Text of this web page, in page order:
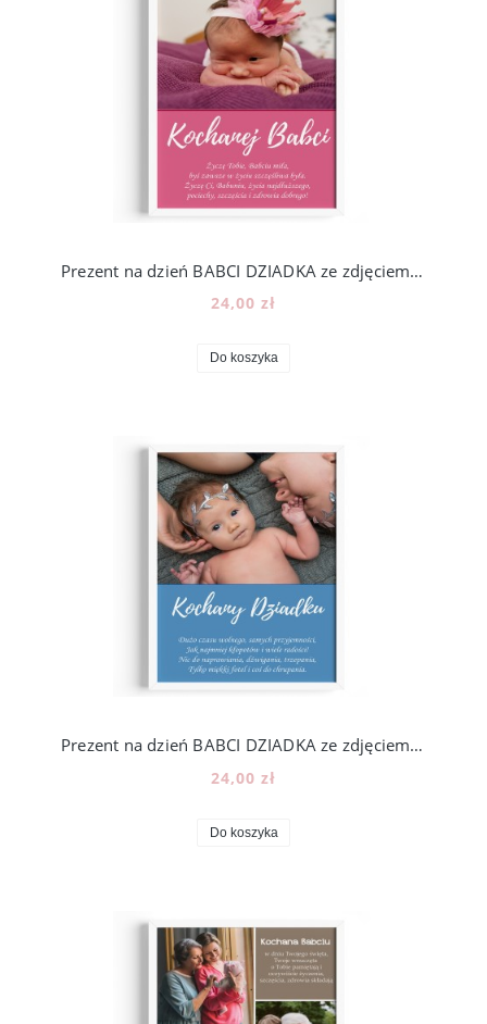
Prezent na dzień BABCI DZIADKA ze zdjęciem - wzór BD23
24,00 zł
Do koszyka
Prezent na dzień BABCI DZIADKA ze zdjęciem - wzór BD24
24,00 zł
Do koszyka